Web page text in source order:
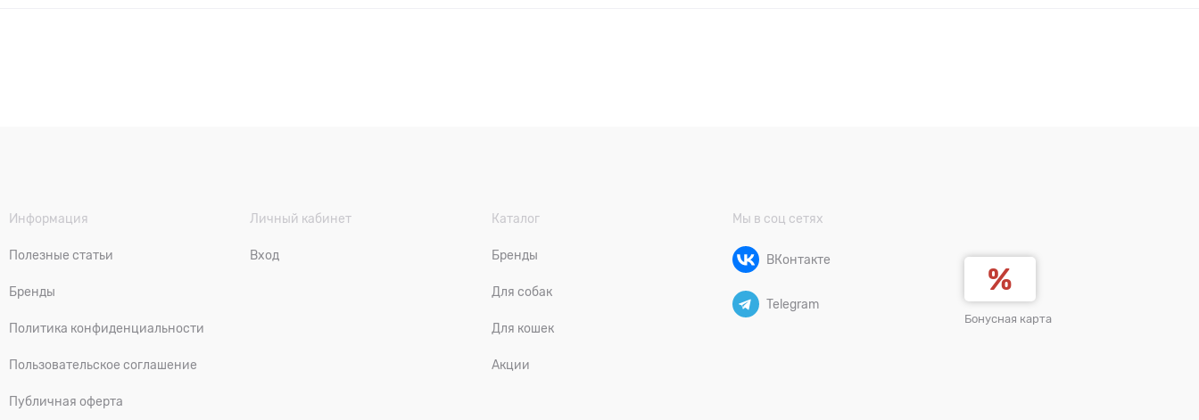
Информация
Полезные статьи
Бренды
Политика конфиденциальности
Пользовательское соглашение
Публичная оферта
Личный кабинет
Вход
Каталог
Бренды
Для собак
Для кошек
Акции
Мы в соц сетях
ВКонтакте
Telegram
Бонусная карта